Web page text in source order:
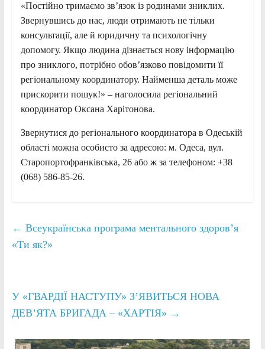
«Постійно тримаємо зв’язок із родинами зниклих.
Звернувшись до нас, люди отримають не тільки
консультації, але й юридичну та психологічну
допомогу. Якщо людина дізнається нову інформацію
про зниклого, потрібно обов’язково повідомити її
регіональному координатору. Найменша деталь може
прискорити пошук!» – наголосила регіональний
координатор Оксана Харітонова.
Звернутися до регіонального координатора в Одеській
області можна особисто за адресою: м. Одеса, вул.
Старопортофранківська, 26 або ж за телефоном: +38
(068) 586-85-26.
← Всеукраїнська програма ментального здоров’я
«Ти як?»
У «ГВАРДІЇ НАСТУПУ» З’ЯВИТЬСЯ НОВА
ДЕВ’ЯТА БРИГАДА – «ХАРТІЯ» →